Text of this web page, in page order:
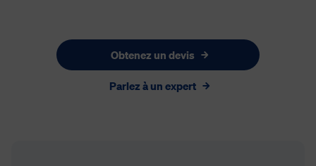
Obtenez un devis
Parlez à un expert